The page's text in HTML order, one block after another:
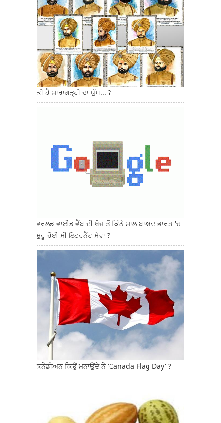
ਕੀ ਹੈ ਸਾਰਾਗੜ੍ਹੀ ਦਾ ਯੁੱਧ... ?
ਵਰਲਡ ਵਾਈਡ ਵੈੱਬ ਦੀ ਖੋਜ ਤੋਂ ਕਿੰਨੇ ਸਾਲ ਬਾਅਦ ਭਾਰਤ 'ਚ
ਸ਼ੁਰੂ ਹੋਈ ਸੀ ਇੰਟਰਨੈੱਟ ਸੇਵਾ ?
ਕਨੇਡੀਅਨ ਕਿਉਂ ਮਨਾਉਂਦੇ ਨੇ 'Canada Flag Day' ?